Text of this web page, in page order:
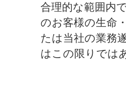
合理的な範囲内
のお客様の生命
たは当社の業務
はこの限りでは